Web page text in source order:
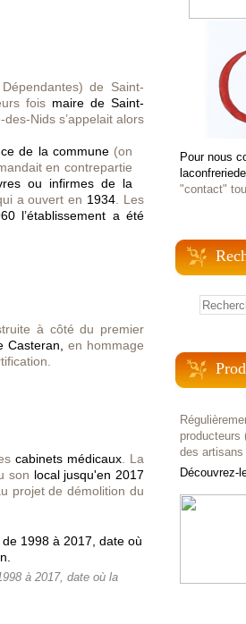
de Saint-
fois maire de Saint-
Nids s’appelait alors
de la commune(on
en contrepartie
ou infirmes de la
a ouvert en 1934 . Les
l’établissement a été
à côté du premier
Casteran,
en hommage
cabinets médicaux. La
son local jusqu'en 2017
projet de démolition du
à 2017, date où la
Pour nous
"contact"
producteurs
des artisans
Découvrez-